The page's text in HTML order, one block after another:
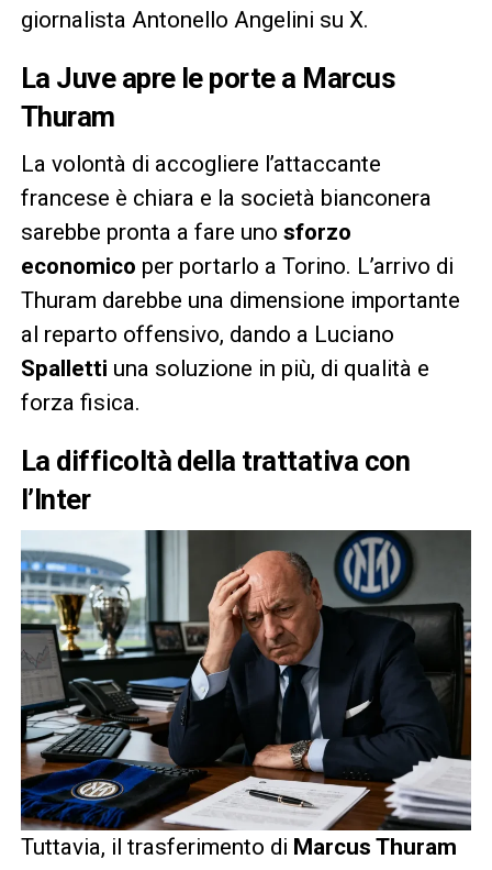
giornalista Antonello Angelini su X.
La Juve apre le porte a Marcus
Thuram
La volontà di accogliere l’attaccante
francese è chiara e la società bianconera
sarebbe pronta a fare uno sforzo
economico per portarlo a Torino. L’arrivo di
Thuram darebbe una dimensione importante
al reparto offensivo, dando a Luciano
Spalletti una soluzione in più, di qualità e
forza fisica.
La difficoltà della trattativa con
l’Inter
Tuttavia, il trasferimento di Marcus Thuram